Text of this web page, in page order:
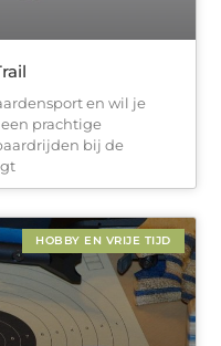
en wil je
prachtige
bij de
HOBBY EN VRIJE TIJD